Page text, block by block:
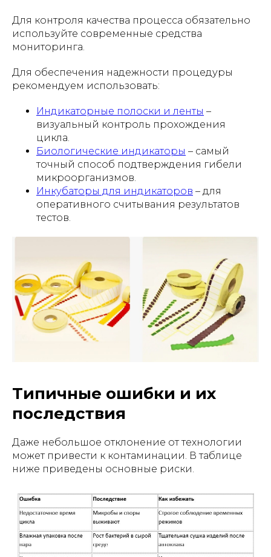
Для контроля качества процесса обязательно
используйте современные средства
мониторинга.
Для обеспечения надежности процедуры
рекомендуем использовать:
Индикаторные полоски и ленты –
визуальный контроль прохождения
цикла.
Биологические индикаторы – самый
точный способ подтверждения гибели
микроорганизмов.
Инкубаторы для индикаторов – для
оперативного считывания результатов
тестов.
Типичные ошибки и их
последствия
Даже небольшое отклонение от технологии
может привести к контаминации. В таблице
ниже приведены основные риски.